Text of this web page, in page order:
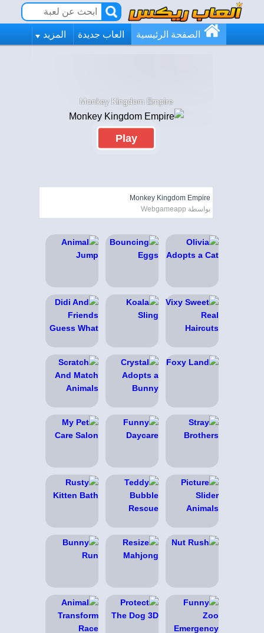
الصفحة الرئيسية العاب جديدة المزيد
Monkey Kingdom Empire
Play
Monkey Kingdom Empire
بواسطة Webgameapp